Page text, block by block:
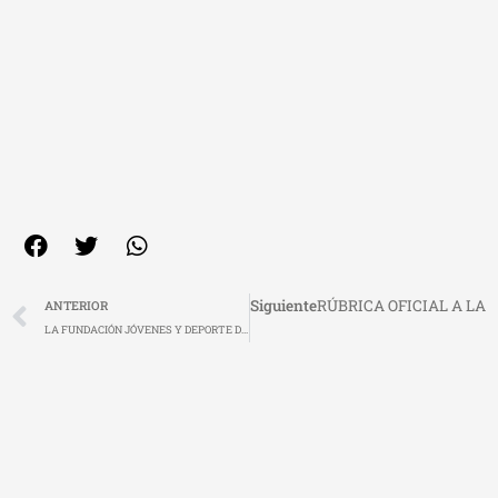
Ant
ANTERIOR
LA FUNDACIÓN JÓVENES Y DEPORTE DE LA JUNTA DE EXTREMADURA, PATROCINA EL XIX CAMPUS CALDERÓN EN BADAJOZ
SiguienteRÚBRICA OFICIAL A LA